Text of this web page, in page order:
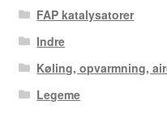
FAP katalysatorer
Indre
Køling, opvarmning,
Legeme